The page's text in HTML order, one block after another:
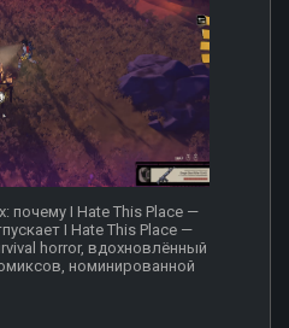
почему I Hate This Place —
I Hate This Place —
horror, вдохновлённый
номинированной